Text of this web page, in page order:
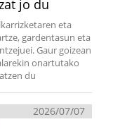
jo du
eta
gardentasun eta
Gaur goizean
onartutako
du
2026/07/07